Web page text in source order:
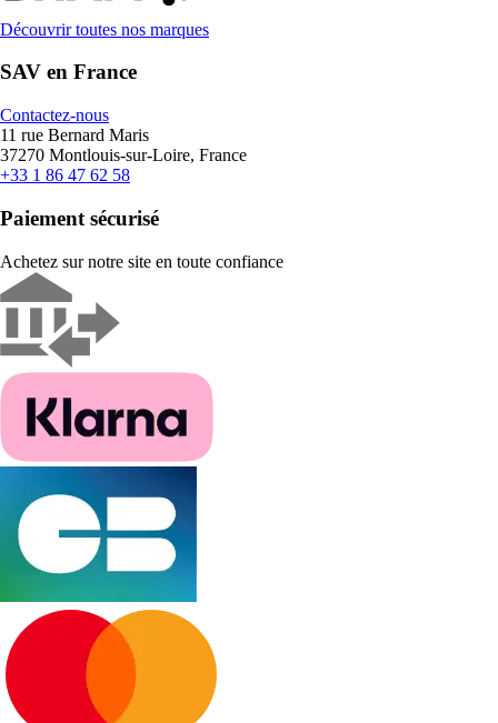
Découvrir toutes nos marques
SAV en France
Contactez-nous
11 rue Bernard Maris
37270 Montlouis-sur-Loire, France
+33 1 86 47 62 58
Paiement sécurisé
Achetez sur notre site en toute confiance